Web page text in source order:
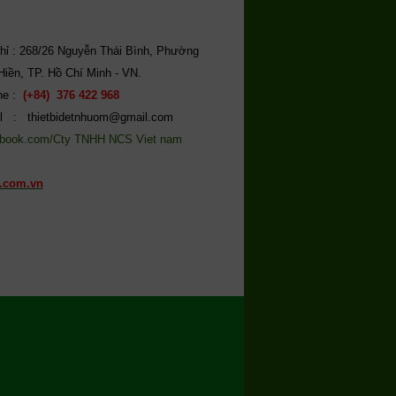
: 268/26 Nguyễn Thái Bình, Phường
TP. Hồ Chí Minh - VN.
: (+84) 376 422 968
: thietbidetnhuom@gmail.com
Cty TNHH NCS Viet nam